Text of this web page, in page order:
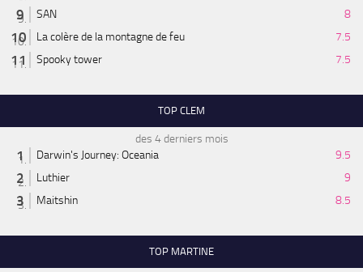
SAN
8
La colère de la montagne de feu
7.5
Spooky tower
7.5
TOP CLEM
des 4 derniers mois
Darwin's Journey: Oceania
9.5
Luthier
9
Maitshin
8.5
TOP MARTINE